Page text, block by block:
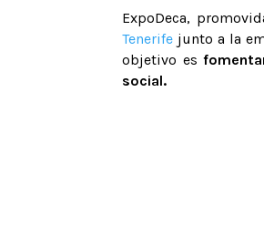
ExpoDeca,
Tenerife junto a la
objetivo es
social.